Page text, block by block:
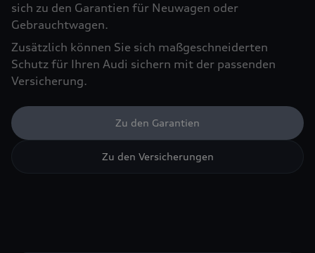
sich zu den Garantien für Neuwagen oder
Gebrauchtwagen.
Zusätzlich können Sie sich maßgeschneiderten
Schutz für Ihren Audi sichern mit der passenden
Versicherung.
Zu den Garantien
Zu den Versicherungen